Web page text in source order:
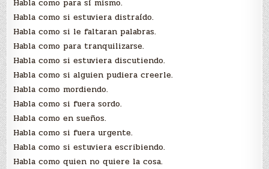
Habla como para sí mismo.
Habla como si estuviera distraído.
Habla como si le faltaran palabras.
Habla como para tranquilizarse.
Habla como si estuviera discutiendo.
Habla como si alguien pudiera creerle.
Habla como mordiendo.
Habla como si fuera sordo.
Habla como en sueños.
Habla como si fuera urgente.
Habla como si estuviera escribiendo.
Habla como quien no quiere la cosa.